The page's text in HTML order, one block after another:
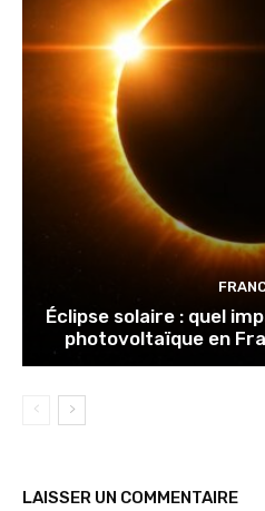
Éclipse solaire : quel
photovoltaïque en
LAISSER UN COMMENTAIRE